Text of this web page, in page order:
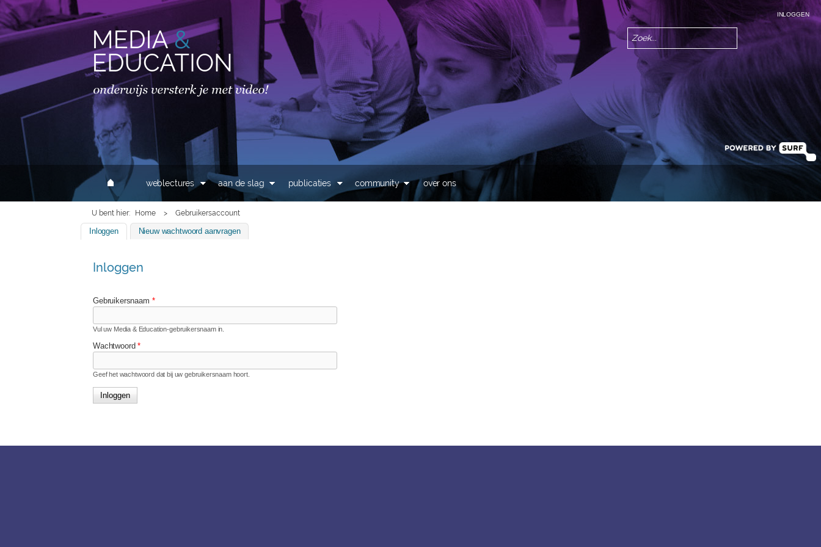
Overslaan en naar de
inhoud gaan
MAIN MENU
weblectures aan de slag publicaties community over ons
Zoekveld
Zoeken
INLOGGEN
U bent hier Home > Gebruikersaccount
Inloggen(actieve tabblad)
Nieuw wachtwoord aanvragen
Inloggen
Gebruikersnaam *
Vul uw Media & Education-gebruikersnaam in.
Wachtwoord*
Geef het wachtwoord dat bij uw gebruikersnaam hoort.